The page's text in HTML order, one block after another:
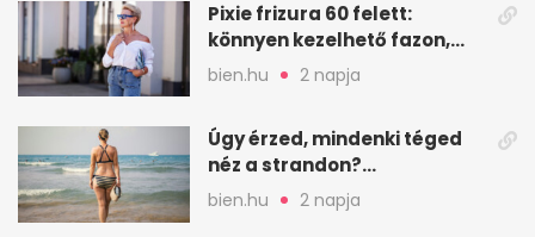
Pixie frizura 60 felett:
könnyen kezelhető fazon,
ami karaktert ad
bien.hu 2 napja
Úgy érzed, mindenki téged
néz a strandon?
Pszichológusok szerint más
áll a háttérben
bien.hu 2 napja